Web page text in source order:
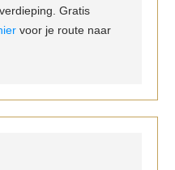
Gratis
voor je route naar